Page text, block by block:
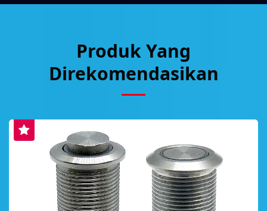
Produk Yang
Direkomendasikan